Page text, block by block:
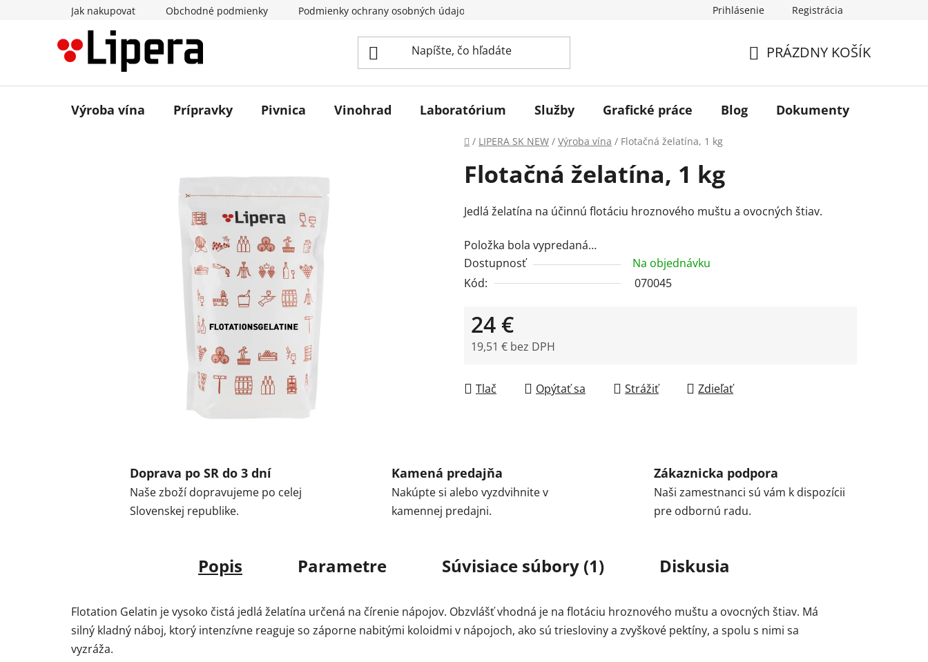
Jak nakupovat Obchodné podmienky Podmienky ochrany osobných údajov Prihlásenie Registrácia
KOŠÍK
PRÁZDNY KOŠÍK
Výroba vína Prípravky Pivnica Vinohrad Laboratórium Služby Grafické práce Blog Dokumenty
Domov
/ LIPERA SK NEW / Výroba vína / Flotačná želatína, 1 kg
Flotačná želatína, 1 kg
Jedlá želatína na účinnú flotáciu hroznového muštu a ovocných štiav.
Položka bola vypredaná…
Dostupnosť
Na objednávku
Kód:
070045
24 €
19,51 € bez DPH
Tlač
Opýtať sa Strážiť Zdieľať
Doprava po SR do 3 dní
Naše zboží dopravujeme po celej
Slovenskej republike.
Kamená predajňa
Nakúpte si alebo vyzdvihnite v
kamennej predajni.
Zákaznicka podpora
Naši zamestnanci sú vám k dispozícii
pre odbornú radu.
Popis Parametre Súvisiace súbory (1) Diskusia
Flotation Gelatin je vysoko čistá jedlá želatína určená na čírenie nápojov. Obzvlášť vhodná je na flotáciu hroznového muštu a ovocných štiav. Má
silný kladný náboj, ktorý intenzívne reaguje so záporne nabitými koloidmi v nápojoch, ako sú triesloviny a zvyškové pektíny, a spolu s nimi sa
vyzráža.